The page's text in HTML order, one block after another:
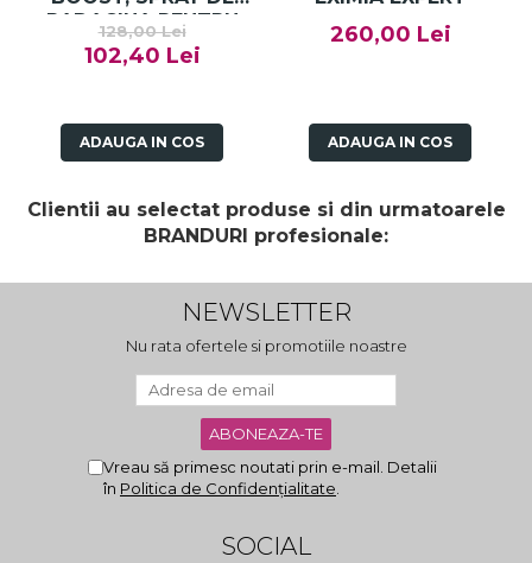
RADACINA PENTRU
VOLUM 250 ML
128,00 Lei
102,40 Lei
ADAUGA IN COS
260,00 Lei
ADAUGA IN COS
Clientii au selectat produse si din urmatoarele
BRANDURI profesionale:
NEWSLETTER
Nu rata ofertele si promotiile noastre
Vreau să primesc noutati prin e-mail. Detalii
în Politica de Confidențialitate.
SOCIAL